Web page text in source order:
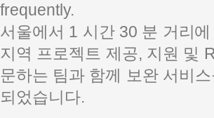
frequently.
서울에서 1 시간 30 분 거리
지역 프로젝트 제공, 지원 및
문하는 팀과 함께 보완 서비
되었습니다.